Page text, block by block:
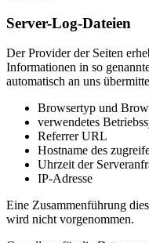
Server-Log-Dateien
Der Provider der Seiten
Informationen in so
automatisch an uns
Browsertyp und
verwendetes
Referrer URL
Hostname des
Uhrzeit der
IP-Adresse
Eine Zusammenführung
wird nicht vorgenommen.